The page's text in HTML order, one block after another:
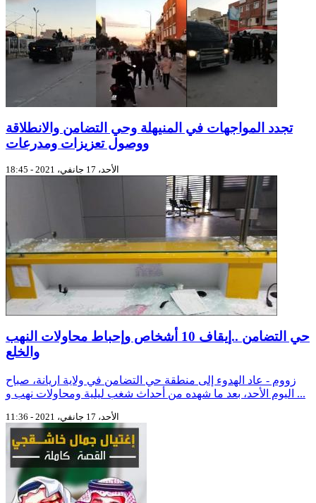
تجدد المواجهات في المنيهلة وحي التضامن والانطلاقة
ووصول تعزيزات ومدرعات
الأحد، 17 جانفي، 2021 - 18:45
حي التضامن ..إيقاف 10 أشخاص وإحباط محاولات النهب
والخلع
زووم - عاد الهدوء إلى منطقة حي التضامن في ولاية اريانة، صباح
اليوم الأحد، بعد ما شهده من أحداث شغب ليلية ومحاولات نهب و ...
الأحد، 17 جانفي، 2021 - 11:36